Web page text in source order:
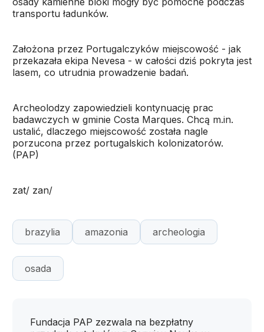
transportu ładunków.
Założona przez Portugalczyków miejscowość - jak
przekazała ekipa Nevesa - w całości dziś pokryta jest
lasem, co utrudnia prowadzenie badań.
Archeolodzy zapowiedzieli kontynuację prac
badawczych w gminie Costa Marques. Chcą m.in.
ustalić, dlaczego miejscowość została nagle
porzucona przez portugalskich kolonizatorów.
(PAP)
zat/ zan/
brazylia amazonia archeologia
osada
Fundacja PAP zezwala na bezpłatny